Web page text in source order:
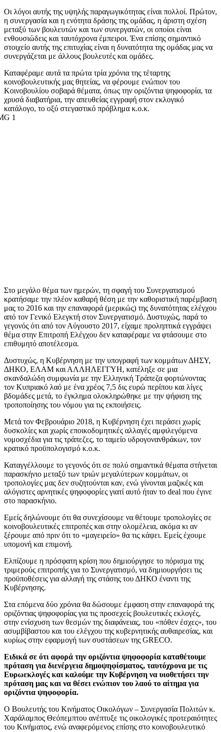
Οι λόγοι αυτής της υψηλής παραγωγικότητας είναι πολλοί. Πρώτον,
η συνεργασία και η ενότητα δράσης της ομάδας, η άριστη σχέση
μεταξύ των βουλευτών και των συνεργατών, οι οποίοι είναι
ενθουσιώδεις και ταυτόχρονα έμπειροι. Ένα επίσης σημαντικό
στοιχείο αυτής της επιτυχίας είναι η δυνατότητα της ομάδας μας να
συνεργάζεται με άλλους βουλευτές και ομάδες.
Καταφέραμε αυτά τα πρώτα τρία χρόνια της τέταρτης
κοινοβουλευτικής μας θητείας, να φέρουμε ενώπιον του
Κοινοβουλίου σοβαρά θέματα, όπως την οριζόντια ψηφοφορία, τα
χρυσά διαβατήρια, την απευθείας εγγραφή στον εκλογικό
κατάλογο, το οξύ στεγαστικό πρόβλημα κ.ο.κ.
Στο μεγάλο θέμα των ημερών, τη σφαγή του Συνεργατισμού
κρατήσαμε την πλέον καθαρή θέση με την καθοριστική παρέμβαση
μας το 2016 και την επαναφορά (μερικώς) της δυνατότητας ελέγχου
από τον Γενικό Ελεγκτή στον Συνεργατισμό. Δυστυχώς, παρά το
γεγονός ότι από τον Αύγουστο 2017, είχαμε προληπτικά εγγράψει
θέμα στην Επιτροπή Ελέγχου δεν καταφέραμε να φτάσουμε στο
επιθυμητό αποτέλεσμα.
Δυστυχώς, η Κυβέρνηση με την υπογραφή των κομμάτων ΔΗΣΥ,
ΔΗΚΟ, ΕΛΑΜ και ΑΛΛΗΛΕΓΓΥΗ, κατέληξε σε μια
σκανδαλώδη συμφωνία με την Ελληνική Τράπεζα φορτώνοντας
τον Κυπριακό λαό με ένα χρέος 7,5 δις ευρώ περίπου και λίγες
βδομάδες μετά, το έγκλημα ολοκληρώθηκε με την ψήφιση της
τροποποίησης του νόμου για τις εκποιήσεις.
Μετά τον Φεβρουάριο 2018, η Κυβέρνηση έχει περάσει χωρίς
δυσκολίες και χωρίς εποικοδομητικές αλλαγές αμφιλεγόμενα
νομοσχέδια για τις τράπεζες, το ταμείο υδρογονανθράκων, τον
κρατικό προϋπολογισμό κ.ο.κ.
Καταγγέλλουμε το γεγονός ότι σε πολύ σημαντικά θέματα στήνεται
παρασκήνιο μεταξύ των τριών μεγαλύτερων κομμάτων, οι
τροπολογίες μας δεν συζητούνται καν, ενώ γίνονται μαζικές και
αλόγιστες αρνητικές ψηφοφορίες γιατί αυτό ήταν το deal που έγινε
στο παρασκήνιο.
Εμείς δηλώνουμε ότι θα συνεχίσουμε να θέτουμε τροπολογίες σε
κοινοβουλευτικές επιτροπές και στην ολομέλεια, ακόμα κι αν
ξέρουμε από πριν ότι το «μαγειρείο» θα τις κάψει. Εμείς έχουμε
υπομονή και επιμονή.
Ελπίζουμε η πρόσφατη κρίση που δημιούργησε το πόρισμα της
τριμερούς επιτροπής για το Συνεργατισμό, να δημιουργήσει τις
προϋποθέσεις για αλλαγή της στάσης του ΔΗΚΟ έναντι της
Κυβέρνησης.
Στα επόμενα δύο χρόνια θα δώσουμε έμφαση στην επαναφορά της
οριζόντιας ψηφοφορίας για τις προσεχείς βουλευτικές εκλογές,
στην ενίσχυση των θεσμών της διαφάνειας, του «πόθεν έσχες», του
ασυμβίβαστου και του ελέγχου της κυβερνητικής αυθαιρεσίας, και
κυρίως στην εφαρμογή των συστάσεων της GRECO.
Ειδικά σε ότι αφορά την οριζόντια ψηφοφορία καταθέτουμε
πρόταση για διενέργεια δημοψηφίσματος, ταυτόχρονα με τις
Ευρωεκλογές και καλούμε την Κυβέρνηση να υιοθετήσει την
πρόταση μας και να θέσει ενώπιον του λαού το αίτημα για
οριζόντια ψηφοφορία.
Ο Βουλευτής του Κινήματος Οικολόγων – Συνεργασία Πολιτών κ.
Χαράλαμπος Θεόπεμπτου ανέπτυξε τις οικολογικές προτεραιότητες
του Κινήματος, ενώ αναφερόμενος επίσης στο κοινοβουλευτικό